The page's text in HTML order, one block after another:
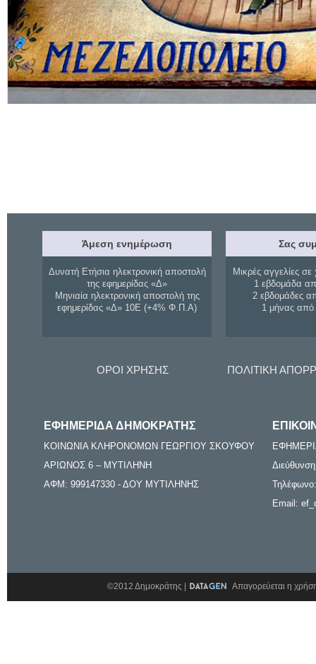
Άμεση ενημέρωση
Δυνατή Ετήσια ηλεκτρονική αποστολή
της εφημερίδας «Δ»
Μηνιαία ηλεκτρονική αποστολή της
εφημερίδας «Δ» 10Ε (+4% Φ.Π.Α)
Σας
Μικρές αγγελίες σε
1 εβδομάδα
2 εβδομάδες
1 μήνας
ΟΡΟΙ ΧΡΗΣΗΣ ΠΟΛΙΤΙΚΗ
ΕΦΗΜΕΡΙΔΑ ΔΗΜΟΚΡΑΤΗΣ
ΚΟΙΝΩΝΙΑ ΚΛΗΡΟΝΟΜΩΝ ΓΕΩΡΓΙΟΥ ΣΚΟΥΦΟΥ
ΑΡΙΩΝΟΣ 6 – ΜΥΤΙΛΗΝΗ
ΑΦΜ: 999147330 - ΔΟΥ ΜΥΤΙΛΗΝΗΣ
Email:
©2012 Δημοκράτης | Απαγορεύεται η